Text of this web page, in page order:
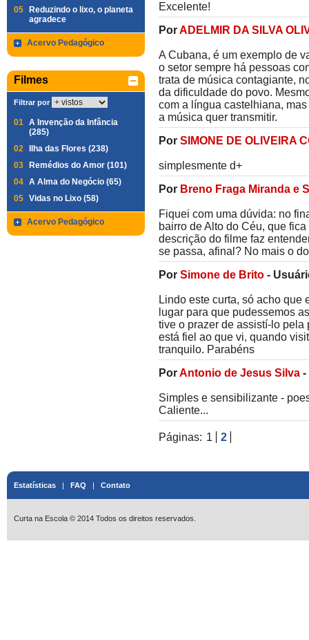
05
Reduzindo o lixo, o planeta
agradece
Acervo Pedagógico
Filmes
Filtrar por
01 A Invenção da Infância
(285)
02
Ilha das Flores (238)
03
Remédios do Amor (101)
04 A Alma do Negócio (65)
05 Vidas no Lixo (58)
Acervo Pedagógico
Excelente!
PorADELMIR DA SILVA
A Cubana, é um exemplo de
o setor sempre há pessoas
trata de música contagiante,
da dificuldade do povo.
com a língua castelhiana,
a música quer transmitir.
Por SIMONE DE OLIVEIRA
simplesmente d+
Por Breno Fraga Miranda e
Fiquei com uma dúvida: no
bairro de Alto do Céu, que
descrição do filme faz
se passa, afinal? No mais o
Por Simone de Brito -
Lindo este curta, só acho
lugar para que pudessemos
tive o prazer de assistí-lo pela
está fiel ao que vi, quando
tranquilo. Parabéns
PorAntonio de Jesus Silva -
Simples e sensibilizante -
Caliente...
Páginas: 1 2
Estatísticas | FAQ | Contato
Curta na Escola © 2014 Todos os direitos reservados.